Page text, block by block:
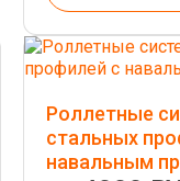
Роллетные
стальных
навальным